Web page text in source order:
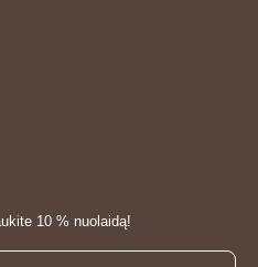
10 % nuolaidą!